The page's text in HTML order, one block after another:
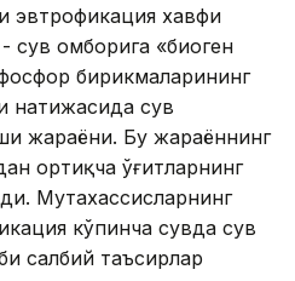
эвтрофикация хавфи
сув омборига «биоген
бирикмаларининг
натижасида сув
жараёни. Бу жараённинг
ортиқча ўғитларнинг
Мутахассисларнинг
кўпинча сувда сув
салбий таъсирлар